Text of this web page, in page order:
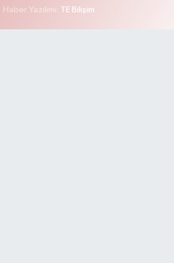
Haber Yazılımı: TE Bilişim